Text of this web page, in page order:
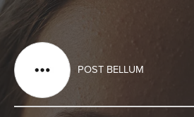
POST BELLUM